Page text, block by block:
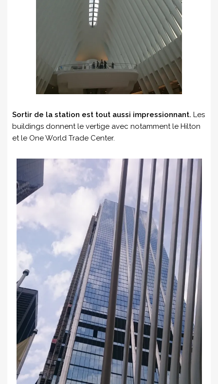
Sortir de la station est tout aussi impressionnant. Les
buildings donnent le vertige avec notamment le Hilton
et le One World Trade Center.